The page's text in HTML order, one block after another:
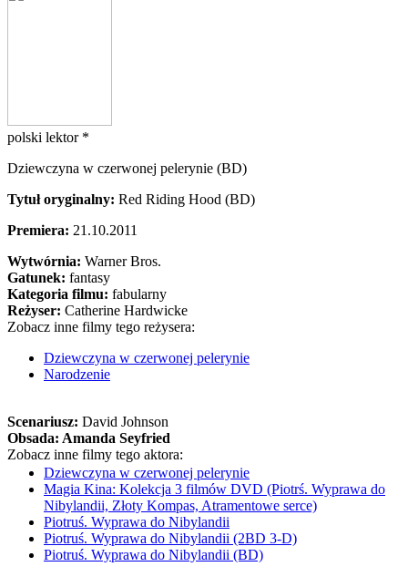
polski lektor *
Dziewczyna w czerwonej pelerynie (BD)
Tytuł oryginalny: Red Riding Hood (BD)
Premiera: 21.10.2011
Wytwórnia: Warner Bros.
Gatunek: fantasy
Kategoria filmu: fabularny
Reżyser: Catherine Hardwicke
Zobacz inne filmy tego reżysera:
Dziewczyna w czerwonej pelerynie
Narodzenie
Scenariusz: David Johnson
Obsada: Amanda Seyfried
Zobacz inne filmy tego aktora:
Dziewczyna w czerwonej pelerynie
Magia Kina: Kolekcja 3 filmów DVD (Piotrś. Wyprawa do
Nibylandii, Złoty Kompas, Atramentowe serce)
Piotruś. Wyprawa do Nibylandii
Piotruś. Wyprawa do Nibylandii (2BD 3-D)
Piotruś. Wyprawa do Nibylandii (BD)